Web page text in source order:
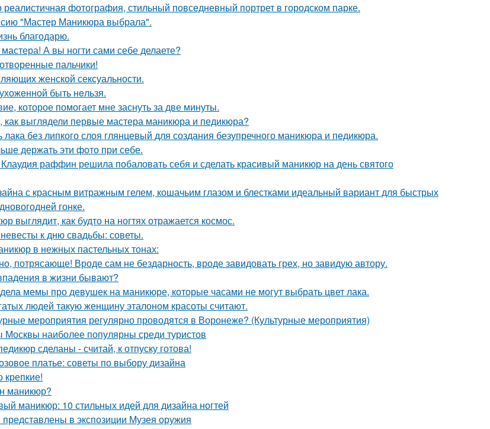
фотография, стильный повседневный портрет в городском парке.
"Мастер Маникюра выбрала".
благодарю.
А вы ногти сами себе делаете?
пальчики!
женской сексуальности.
быть нeльзя.
которое помогает мне заснуть за две минуты.
как выглядели первые мастера маникюра и педикюра?
лака без липкого слоя глянцевый для создания безупречного маникюра и педикюра.
держать эти фото при себе.
раффин решила побаловать себя и сделать красивый маникюр на день святого
с красным витражным гелем, кошачьим глазом и блестками идеальный вариант для быстрых
гонке.
выглядит, как будто на ногтях отражается космос.
к дню свадьбы: советы.
в нежных пастельных тонах:
потрясающе! Вроде сам не бездарность, вроде завидовать грех, но завидую автору.
в жизни бывают?
мемы про девушек на маникюре, которые часами не могут выбрать цвет лака.
людей такую женщину эталоном красоты считают.
мероприятия регулярно проводятся в Воронеже? (Культурные мероприятия)
Москвы наиболее популярны среди туристов
сделаны - считай, к отпуску готова!
платье: советы по выбору дизайна
крепкие!
маникюр?
маникюр: 10 стильных идей для дизайна ногтей
представлены в экспозиции Музея оружия